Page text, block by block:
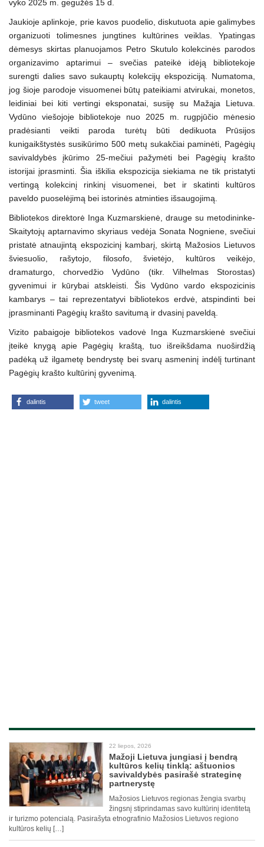
vyko 2025 m. gegužės 15 d.
Jaukioje aplinkoje, prie kavos puodelio, diskutuota apie galimybes
organizuoti tolimesnes jungtines kultūrines veiklas. Ypatingas
dėmesys skirtas planuojamos Petro Skutulo kolekcinės parodos
organizavimo aptarimui – svečias pateikė idėją bibliotekoje
surengti dalies savo sukauptų kolekcijų ekspoziciją. Numatoma,
jog šioje parodoje visuomenei būtų pateikiami atvirukai, monetos,
leidiniai bei kiti vertingi eksponatai, susiję su Mažąja Lietuva.
Vydūno viešojoje bibliotekoje nuo 2025 m. rugpjūčio mėnesio
pradėsianti veikti paroda turėtų būti dedikuota Prūsijos
kunigaikštystės susikūrimo 500 metų sukakčiai paminėti, Pagėgių
savivaldybės įkūrimo 25-mečiui pažymėti bei Pagėgių krašto
istorijai įprasminti. Šia iškilia ekspozicija siekiama ne tik pristatyti
vertingą kolekcinį rinkinį visuomenei, bet ir skatinti kultūros
paveldo puoselėjimą bei istorinės atminties išsaugojimą.
Bibliotekos direktorė Inga Kuzmarskienė, drauge su metodininke-
Skaitytojų aptarnavimo skyriaus vedėja Sonata Nogniene, svečiui
pristatė atnaujintą ekspozicinį kambarį, skirtą Mažosios Lietuvos
šviesuolio, rašytojo, filosofo, švietėjo, kultūros veikėjo,
dramaturgo, chorvedžio Vydūno (tikr. Vilhelmas Storostas)
gyvenimui ir kūrybai atskleisti. Šis Vydūno vardo ekspozicinis
kambarys – tai reprezentatyvi bibliotekos erdvė, atspindinti bei
įprasminanti Pagėgių krašto savitumą ir dvasinį paveldą.
Vizito pabaigoje bibliotekos vadovė Inga Kuzmarskienė svečiui
įteikė knygą apie Pagėgių kraštą, tuo išreikšdama nuoširdžią
padėką už ilgametę bendrystę bei svarų asmeninį indėlį turtinant
Pagėgių krašto kultūrinį gyvenimą.
dalintis tweet dalintis
22 liepos, 2026
Mažoji Lietuva jungiasi į bendrą
kultūros kelių tinklą: aštuonios
savivaldybės pasirašė strateginę
partnerystę
Mažosios Lietuvos regionas žengia svarbų
žingsnį stiprindamas savo kultūrinį identitetą
ir turizmo potencialą. Pasirašyta etnografinio Mažosios Lietuvos regiono
kultūros kelių […]